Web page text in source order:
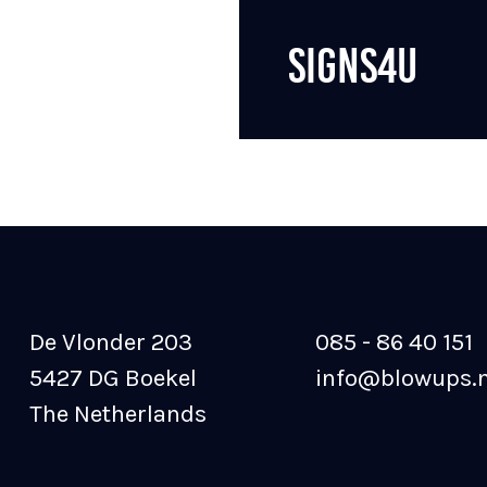
SIGNS4U
De Vlonder 203
5427 DG Boekel
The Netherlands
085 - 86 40 151